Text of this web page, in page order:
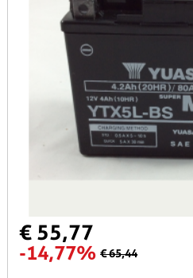
€ 55,77
-14,77% € 65,44